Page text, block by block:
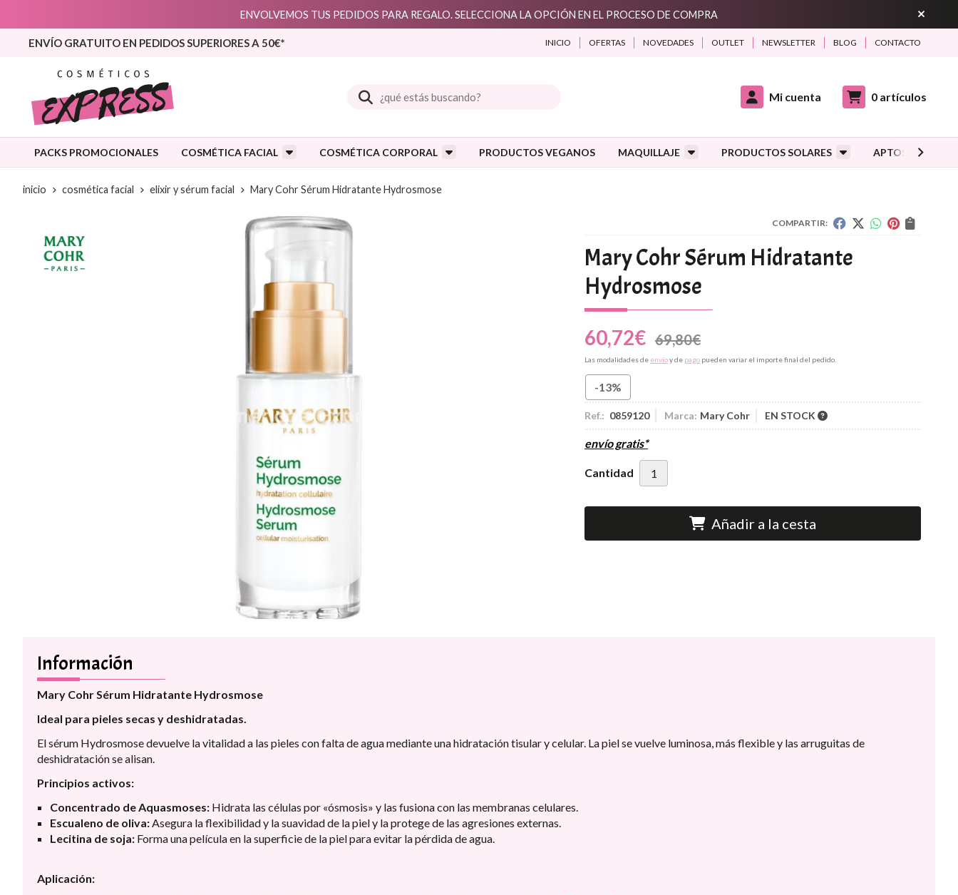
ENVOLVEMOS TUS PEDIDOS PARA REGALO. SELECCIONA LA OPCIÓN EN EL PROCESO DE COMPRA
ENVÍO GRATUITO EN PEDIDOS SUPERIORES A 50€* INICIO OFERTAS NOVEDADES OUTLET NEWSLETTER BLOG CONTACTO
Buscar Mi cuenta 0 artículos
PACKS PROMOCIONALES COSMÉTICA FACIAL COSMÉTICA CORPORAL PRODUCTOS VEGANOS MAQUILLAJE PRODUCTOS SOLARES APTOS
inicio cosmética facial elixir y sérum facial Mary Cohr Sérum Hidratante Hydrosmose
COMPARTIR:
Mary Cohr Sérum Hidratante
Hydrosmose
60,72€ 69,80€
Las modalidades de envíoy de pago pueden variar el importe final del pedido.
-13%
Ref.: 0859120 Marca: Mary Cohr EN STOCK
envío gratis*
Cantidad
Añadir a la cesta
Información
Mary Cohr Sérum Hidratante Hydrosmose
Ideal para pieles secas y deshidratadas.
El sérum Hydrosmose devuelve la vitalidad a las pieles con falta de agua mediante una hidratación tisular y celular. La piel se vuelve luminosa, más flexible y las arruguitas de
deshidratación se alisan.
Principios activos:
Concentrado de Aquasmoses: Hidrata las células por «ósmosis» y las fusiona con las membranas celulares.
Escualeno de oliva:Asegura la flexibilidad y la suavidad de la piel y la protege de las agresiones externas.
Lecitina de soja: Forma una película en la superficie de la piel para evitar la pérdida de agua.
Aplicación: